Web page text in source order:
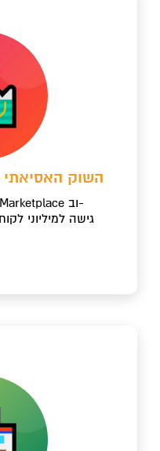
שיין ו-AliExpress — השוק האסיאתי